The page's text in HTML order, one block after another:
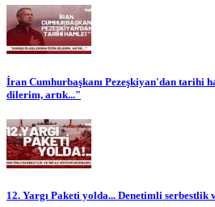
İran Cumhurbaşkanı Pezeşkiyan'dan tarihi
dilerim, artık..."
12. Yargı Paketi yolda... Denetimli serbestlik